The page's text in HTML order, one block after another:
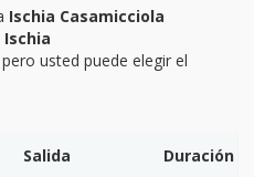
Ischia Casamicciola
Ischia
usted puede elegir el
Salida
Duración